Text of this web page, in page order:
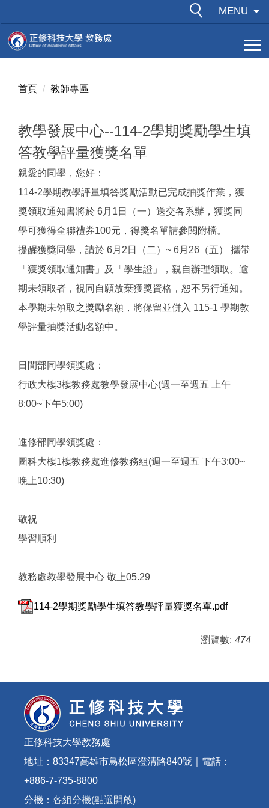
到
主
要
MENU
首頁 教師專區
教學發展中心--114-2學期獎勵學生填
答教學評量獲獎名單
親愛的同學，您好：
114-2學期教學評量填答獎勵活動已完成抽獎作業，獲
獎領取通知書將於 6月1日（一）送交各系辦，獲獎同
學可獲得全聯禮券100元，得獎名單請參閱附檔。
提醒獲獎同學，請於 6月2日（二）~ 6月26（五） 攜帶
「獲獎領取通知書」及「學生證」，親自辦理領取。逾
期未領取者，視同自願放棄獲獎資格，恕不另行通知。
本學期未領取之獎勵名額，將保留並併入 115-1 學期教
學評量抽獎活動名額中。
日間部同學領獎處：
行政大樓3樓教務處教學發展中心(週一至週五 上午
8:00~下午5:00)
進修部同學領獎處：
圖科大樓1樓教務處進修教務組(週一至週五 下午3:00~
晚上10:30)
敬祝
學習順利
教務處教學發展中心 敬上05.29
114-2學期獎勵學生填答教學評量獲獎名單.pdf
瀏覽數: 474
正修科技大學教務處
地址：83347高雄市鳥松區澄清路840號｜電話：
+886-7-735-8800
分機： 各組分機(點選開啟)